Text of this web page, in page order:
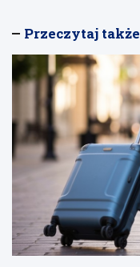
Przeczytaj także